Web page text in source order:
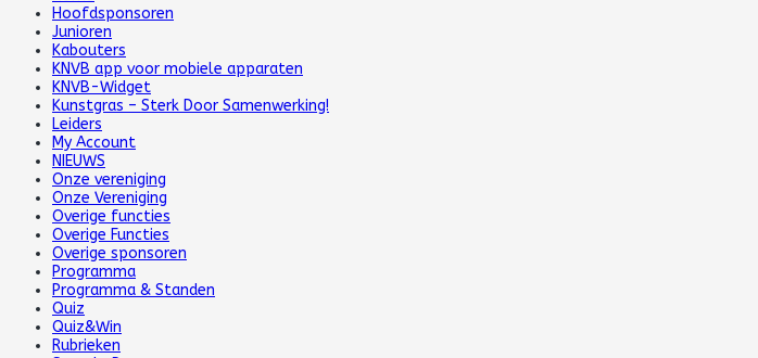
Hoofdsponsoren
Junioren
Kabouters
KNVB app voor mobiele apparaten
KNVB-Widget
Kunstgras – Sterk Door Samenwerking!
Leiders
My Account
NIEUWS
Onze vereniging
Onze Vereniging
Overige functies
Overige Functies
Overige sponsoren
Programma
Programma & Standen
Quiz
Quiz&Win
Rubrieken